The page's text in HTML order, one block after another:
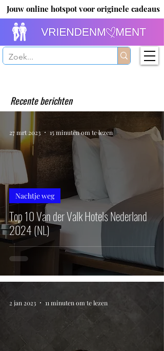
Jouw online hotspot voor originele cadeaus
Recente berichten
Top 10 Van der Valk Hotels Nederland
2024 (NL)
Nachtje weg
27 mrt 2023 15 minuten om te lezen
2 jan 2023 11 minuten om te lezen